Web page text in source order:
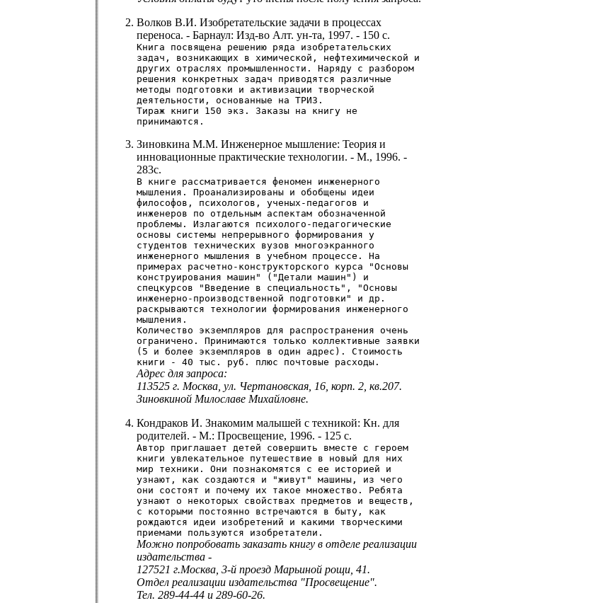
Волков В.И. Изобретательские задачи в процессах
переноса. - Барнаул: Изд-во Алт. ун-та, 1997. - 150 с.
Книга посвящена решению ряда изобретательских
задач, возникающих в химической, нефтехимической и
других отраслях промышленности. Наряду с разбором
решения конкретных задач приводятся различные
методы подготовки и активизации творческой
деятельности, основанные на ТРИЗ.
Тираж книги 150 экз. Заказы на книгу не
принимаются.
Зиновкина М.М. Инженерное мышление: Теория и
инновационные практические технологии. - М., 1996. -
283с.
В книге рассматривается феномен инженерного
мышления. Проанализированы и обобщены идеи
философов, психологов, ученых-педагогов и
инженеров по отдельным аспектам обозначенной
проблемы. Излагаются психолого-педагогические
основы системы непрерывного формирования у
студентов технических вузов многоэкранного
инженерного мышления в учебном процессе. На
примерах расчетно-конструкторского курса "Основы
конструирования машин" ("Детали машин") и
спецкурсов "Введение в специальность", "Основы
инженерно-производственной подготовки" и др.
раскрываются технологии формирования инженерного
мышления.
Количество экземпляров для распространения очень
ограничено. Принимаются только коллективные заявки
(5 и более экземпляров в один адрес). Стоимость
книги - 40 тыс. руб. плюс почтовые расходы.
Адрес для запроса:
113525 г. Москва, ул. Чертановская, 16, корп. 2, кв.207.
Зиновкиной Милославе Михайловне.
Кондраков И. Знакомим малышей с техникой: Кн. для
родителей. - М.: Просвещение, 1996. - 125 с.
Автор приглашает детей совершить вместе с героем
книги увлекательное путешествие в новый для них
мир техники. Они познакомятся с ее историей и
узнают, как создаются и "живут" машины, из чего
они состоят и почему их такое множество. Ребята
узнают о некоторых свойствах предметов и веществ,
с которыми постоянно встречаются в быту, как
рождаются идеи изобретений и какими творческими
приемами пользуются изобретатели.
Можно попробовать заказать книгу в отделе реализации
издательства -
127521 г.Москва, 3-й проезд Марьиной рощи, 41.
Отдел реализации издательства "Просвещение".
Тел. 289-44-44 и 289-60-26.